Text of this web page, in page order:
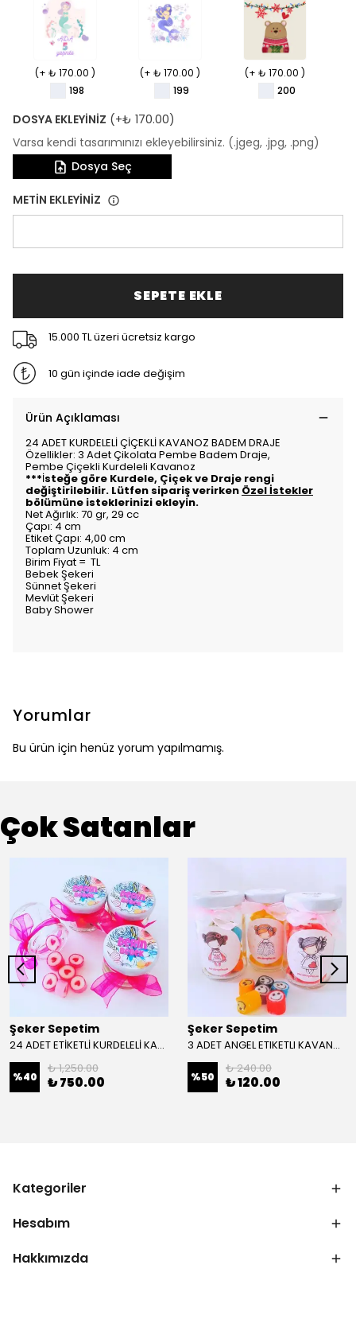
(+ ₺ 170.00 )
198
(+ ₺ 170.00 )
199
(+ ₺ 170.00 )
200
DOSYA EKLEYİNİZ (+₺ 170.00)
Varsa kendi tasarımınızı ekleyebilirsiniz. (.jgeg, .jpg, .png)
Dosya Seç
METİN EKLEYİNİZ
SEPETE EKLE
15.000 TL üzeri ücretsiz kargo
10 gün içinde iade değişim
Ürün Açıklaması
24 ADET KURDELELİ ÇİÇEKLİ KAVANOZ BADEM DRAJE
Özellikler: 3 Adet Çikolata Pembe Badem Draje,
Pembe Çiçekli Kurdeleli Kavanoz
***İsteğe göre Kurdele, Çiçek ve Draje rengi
değiştirilebilir. Lütfen sipariş verirken Özel İstekler
bölümüne isteklerinizi ekleyin.
Net Ağırlık: 70 gr, 29 cc
Çapı: 4 cm
Etiket Çapı: 4,00 cm
Toplam Uzunluk: 4 cm
Birim Fiyat = TL
Bebek Şekeri
Sünnet Şekeri
Mevlüt Şekeri
Baby Shower
Yorumlar
Bu ürün için henüz yorum yapılmamış.
Çok Satanlar
Şeker Sepetim
24 ADET ETİKETLİ KURDELELİ KAVANOZ PEMBE KALP LOLLY ŞEKER 54
%40
₺ 1,250.00
₺ 750.00
Şeker Sepetim
3 ADET ANGEL ETIKETLI KAVANOZLU GÜLEN YÜZ LOLLY SEKER 126
%50
₺ 240.00
₺ 120.00
Kategoriler
Hesabım
Hakkımızda